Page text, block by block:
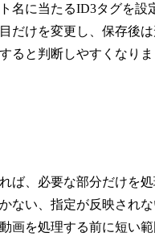
名に当たるID3タグを設
だけを変更し、保存後
ると判断しやすくなりま
ば、必要な部分だけを
ない、指定が反映され
画を処理する前に短い